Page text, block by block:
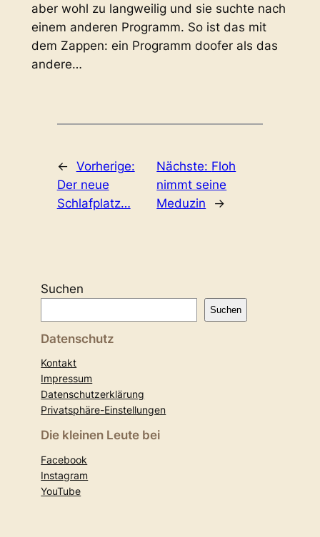
aber wohl zu langweilig und sie suchte nach
einem anderen Programm. So ist das mit
dem Zappen: ein Programm doofer als das
andere…
← Vorherige:
Der neue
Schlafplatz…
Nächste: Floh
nimmt seine
Meduzin
→
Suchen
Suchen
Datenschutz
Kontakt
Impressum
Datenschutzerklärung
Privatsphäre-Einstellungen
Die kleinen Leute bei
Facebook
Instagram
YouTube